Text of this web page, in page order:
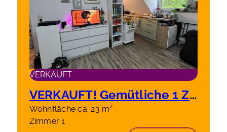
VERKAUFT
VERKAUFT! Gemütliche 1 Zi Wohnung in Düsseldorf als Kapitalanlage oder als Eigennutzung!
Wohnfläche ca. 23 m²
Zimmer 1